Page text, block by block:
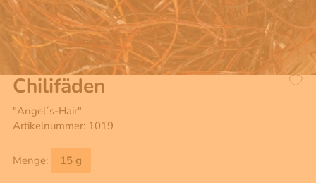
Chilifäden
"Angel´s-Hair"
Artikelnummer: 1019
Menge: 15 g